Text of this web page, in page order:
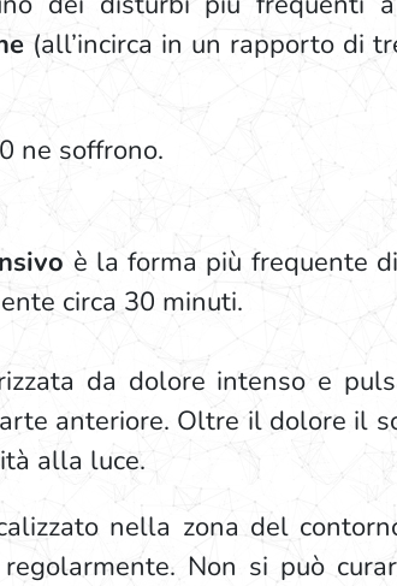
(all’incirca in un rapporto di
ne soffrono.
è la forma più frequente
circa 30 minuti.
da dolore intenso e
anteriore. Oltre il dolore il
alla luce.
nella zona del
Non si può